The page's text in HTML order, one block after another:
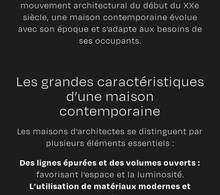
mouvement architectural du début du XXe
siècle, une maison contemporaine évolue
avec son époque et s’adapte aux besoins de
ses occupants.
Les grandes caractéristiques
d’une maison
contemporaine
Les maisons d’architectes se distinguent par
plusieurs éléments essentiels :
Des lignes épurées et des volumes ouverts :
favorisant l’espace et la luminosité.
L’utilisation de matériaux modernes et